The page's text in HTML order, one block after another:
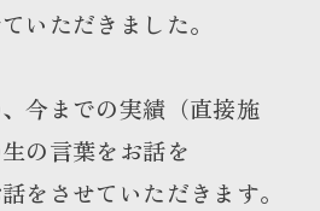
いただきました。
今までの実績（直接施
の言葉をお話を
をさせていただきます。